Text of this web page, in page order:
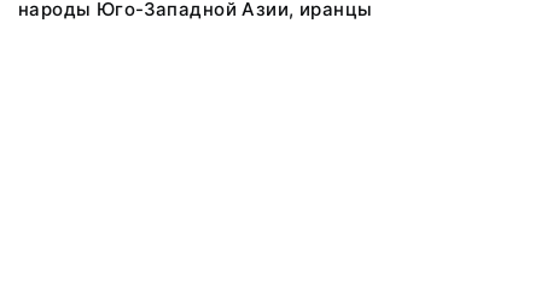
народы Юго-Западной Азии, иранцы